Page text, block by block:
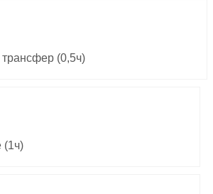
(0,5ч)
(1ч)